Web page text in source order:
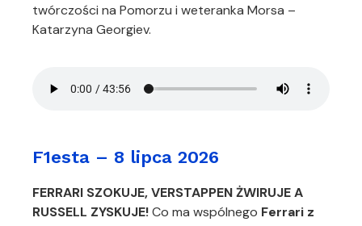
twórczości na Pomorzu i weteranka Morsa –
Katarzyna Georgiev.
F1esta – 8 lipca 2026
FERRARI SZOKUJE, VERSTAPPEN ŻWIRUJE A
RUSSELL ZYSKUJE!Co ma wspólnego Ferrari z